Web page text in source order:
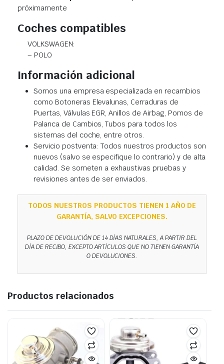
próximamente
Coches compatibles
VOLKSWAGEN:
– POLO
Información adicional
Somos una empresa especializada en recambios
como Botoneras Elevalunas, Cerraduras de
Puertas, Válvulas EGR, Anillos de Airbag, Pomos de
Palanca de Cambios, Tubos para todos los
sistemas del coche, entre otros.
Servicio postventa: Todos nuestros productos son
nuevos (salvo se especifique lo contrario) y de alta
calidad. Se someten a exhaustivas pruebas y
revisiones antes de ser enviados.
TODOS NUESTROS PRODUCTOS TIENEN 1 AÑO DE
GARANTÍA, SALVO EXCEPCIONES.
PLAZO DE DEVOLUCIÓN DE 14 DÍAS NATURALES, A PARTIR DEL
DÍA DE RECIBO, EXCEPTO ARTÍCULOS QUE NO TIENEN GARANTÍA
O DEVOLUCIONES.
Productos relacionados